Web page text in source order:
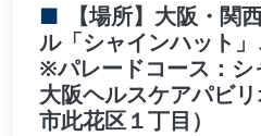
【場所】大阪・
ル「シャインハット
※パレードコース：シ
大阪ヘルスケアパビ
市此花区１丁目）